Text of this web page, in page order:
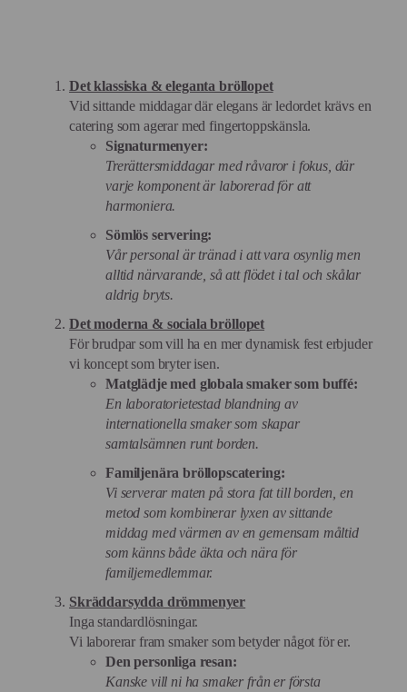
Det klassiska & eleganta bröllopet
Vid sittande middagar där elegans är ledordet krävs en
catering som agerar med fingertoppskänsla.
Signaturmenyer:
Trerättersmiddagar med råvaror i fokus, där
varje komponent är laborerad för att
harmoniera.
Sömlös servering:
Vår personal är tränad i att vara osynlig men
alltid närvarande, så att flödet i tal och skålar
aldrig bryts.
Det moderna & sociala bröllopet
För brudpar som vill ha en mer dynamisk fest erbjuder
vi koncept som bryter isen.
Matglädje med globala smaker som buffé:
En laboratorietestad blandning av
internationella smaker som skapar
samtalsämnen runt borden.
Familjenära bröllopscatering:
Vi serverar maten på stora fat till borden, en
metod som kombinerar lyxen av sittande
middag med värmen av en gemensam måltid
som känns både äkta och nära för
familjemedlemmar.
Skräddarsydda drömmenyer
Inga standardlösningar.
Vi laborerar fram smaker som betyder något för er.
Den personliga resan:
Kanske vill ni ha smaker från er första